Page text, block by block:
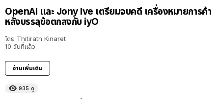
OpenAI และ Jony Ive เตรียมจบคดี เครื่องหมายการค้า
หลังบรรลุข้อตกลงกับ iyO
โดย Thitirath Kinaret
10 วันที่แล้ว
อ่านเพิ่มเติม
935 ดู